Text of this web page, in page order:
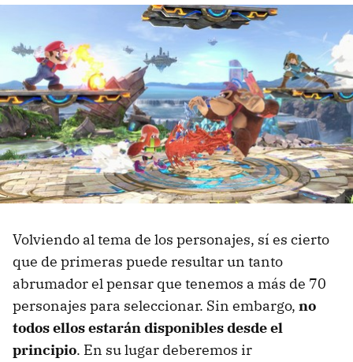
Volviendo al tema de los personajes, sí es cierto
que de primeras puede resultar un tanto
abrumador el pensar que tenemos a más de 70
personajes para seleccionar. Sin embargo, no
todos ellos estarán disponibles desde el
principio. En su lugar deberemos ir